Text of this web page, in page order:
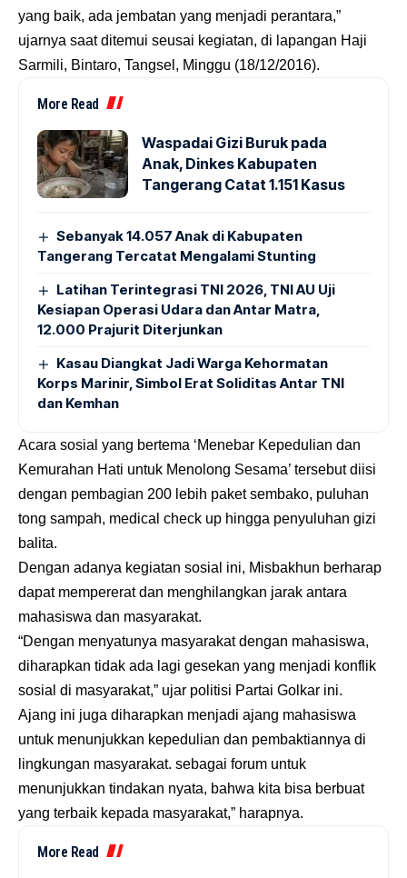
yang baik, ada jembatan yang menjadi perantara,”
ujarnya saat ditemui seusai kegiatan, di lapangan Haji
Sarmili, Bintaro, Tangsel, Minggu (18/12/2016).
More Read
Waspadai Gizi Buruk pada
Anak, Dinkes Kabupaten
Tangerang Catat 1.151 Kasus
Sebanyak 14.057 Anak di Kabupaten
Tangerang Tercatat Mengalami Stunting
Latihan Terintegrasi TNI 2026, TNI AU Uji
Kesiapan Operasi Udara dan Antar Matra,
12.000 Prajurit Diterjunkan
Kasau Diangkat Jadi Warga Kehormatan
Korps Marinir, Simbol Erat Soliditas Antar TNI
dan Kemhan
Acara sosial yang bertema ‘Menebar Kepedulian dan
Kemurahan Hati untuk Menolong Sesama’ tersebut diisi
dengan pembagian 200 lebih paket sembako, puluhan
tong sampah, medical check up hingga penyuluhan gizi
balita.
Dengan adanya kegiatan sosial ini, Misbakhun berharap
dapat mempererat dan menghilangkan jarak antara
mahasiswa dan masyarakat.
“Dengan menyatunya masyarakat dengan mahasiswa,
diharapkan tidak ada lagi gesekan yang menjadi konflik
sosial di masyarakat,” ujar politisi Partai Golkar ini.
Ajang ini juga diharapkan menjadi ajang mahasiswa
untuk menunjukkan kepedulian dan pembaktiannya di
lingkungan masyarakat. sebagai forum untuk
menunjukkan tindakan nyata, bahwa kita bisa berbuat
yang terbaik kepada masyarakat,” harapnya.
More Read